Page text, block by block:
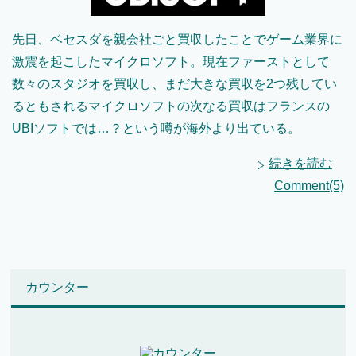
先日、ベセスダを親会社ごと買収したことでゲーム業界に
激震を起こしたマイクロソフト。現在ファーストとして
数々のスタジオを買収し、まだ大きな買収を2つ残してい
るともされるマイクロソフトの次なる買収はフランスの
UBIソフトでは…？という噂が海外より出ている。
続きを読む
Comment(5)
カウンター